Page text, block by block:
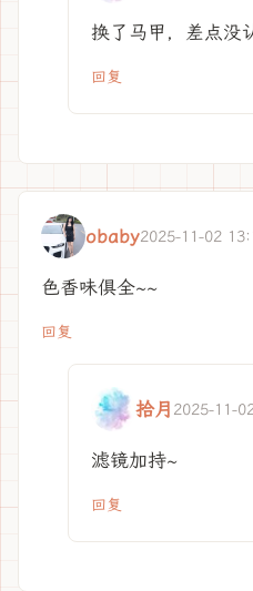
换了马甲，差点没
回复
obaby2025-11-02
色香味俱全~~
回复
拾月 2025-11-
滤镜加持~
回复